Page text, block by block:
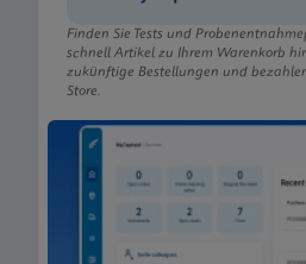
Finden Sie Tests und
schnell Artikel zu Ihrem Warenkorb
zukünftige Bestellungen und
Store.